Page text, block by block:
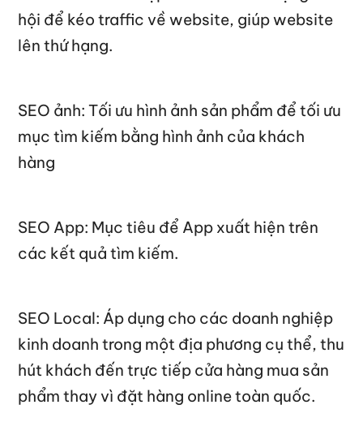
hội để kéo traffic về website, giúp website
lên thứ hạng.
SEO ảnh: Tối ưu hình ảnh sản phẩm để tối ưu
mục tìm kiếm bằng hình ảnh của khách
hàng
SEO App: Mục tiêu để App xuất hiện trên
các kết quả tìm kiếm.
SEO Local: Áp dụng cho các doanh nghiệp
kinh doanh trong một địa phương cụ thể, thu
hút khách đến trực tiếp cửa hàng mua sản
phẩm thay vì đặt hàng online toàn quốc.